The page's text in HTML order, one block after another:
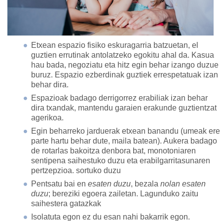
Etxean espazio fisiko eskuragarria batzuetan, el
guztien errutinak antolatzeko egokitu ahal da. Kasua
hau bada, negoziatu eta hitz egin behar izango duzue
buruz. Espazio ezberdinak guztiek errespetatuak izan
behar dira.
Espazioak badago derrigorrez erabiliak izan behar
dira txandak, mantendu garaien erakunde guztientzat
agerikoa.
Egin beharreko jarduerak etxean banandu (umeak ere
parte hartu behar dute, maila batean). Aukera badago
de rotarlas bakoitza denbora bat, monotoniaren
sentipena saihestuko duzu eta erabilgarritasunaren
pertzepzioa. sortuko duzu
Pentsatu bai en esaten duzu, bezala nolan esaten
duzu; bereziki egoera zailetan. Lagunduko zaitu
saihestera gatazkak
Isolatuta egon ez du esan nahi bakarrik egon.